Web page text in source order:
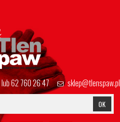
lub62 760 26 47 sklep@tlenspaw.pl
OK